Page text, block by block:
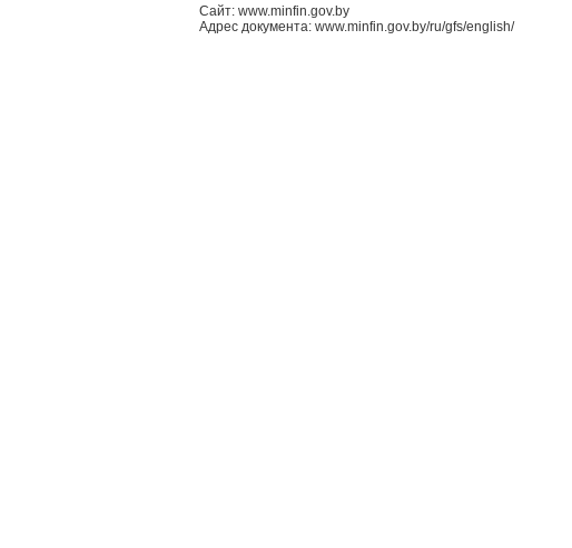
Сайт: www.minfin.gov.by
Адрес документа: www.minfin.gov.by/ru/gfs/english/